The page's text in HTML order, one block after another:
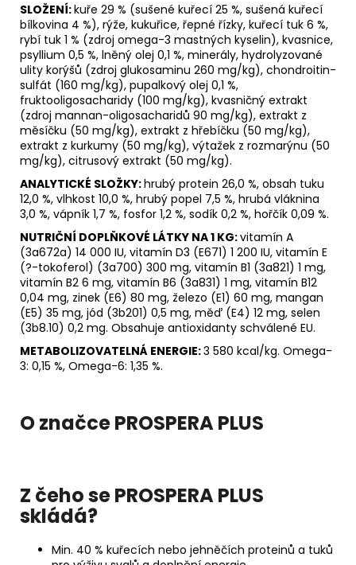
SLOŽENÍ:kuře 29 % (sušené kuřecí 25 %, sušená kuřecí
bílkovina 4 %), rýže, kukuřice, řepné řízky, kuřecí tuk 6 %,
rybí tuk 1 % (zdroj omega-3 mastných kyselin), kvasnice,
psyllium 0,5 %, lněný olej 0,1 %, minerály, hydrolyzované
ulity korýšů (zdroj glukosaminu 260 mg/kg), chondroitin-
sulfát (160 mg/kg), pupalkový olej 0,1 %,
fruktooligosacharidy (100 mg/kg), kvasničný extrakt
(zdroj mannan-oligosacharidů 90 mg/kg), extrakt z
měsíčku (50 mg/kg), extrakt z hřebíčku (50 mg/kg),
extrakt z kurkumy (50 mg/kg), výtažek z rozmarýnu (50
mg/kg), citrusový extrakt (50 mg/kg).
ANALYTICKÉ SLOŽKY:hrubý protein 26,0 %, obsah tuku
12,0 %, vlhkost 10,0 %, hrubý popel 7,5 %, hrubá vláknina
3,0 %, vápník 1,7 %, fosfor 1,2 %, sodík 0,2 %, hořčík 0,09 %.
NUTRIČNÍ DOPLŇKOVÉ LÁTKY NA 1 KG:vitamín A
(3a672a) 14 000 IU, vitamín D3 (E671) 1 200 IU, vitamín E
(?-tokoferol) (3a700) 300 mg, vitamín B1 (3a821) 1 mg,
vitamín B2 6 mg, vitamín B6 (3a831) 1 mg, vitamín B12
0,04 mg, zinek (E6) 80 mg, železo (E1) 60 mg, mangan
(E5) 35 mg, jód (3b201) 0,5 mg, měď (E4) 12 mg, selen
(3b8.10) 0,2 mg. Obsahuje antioxidanty schválené EU.
METABOLIZOVATELNÁ ENERGIE:3 580 kcal/kg. Omega-
3: 0,15 %, Omega-6: 1,35 %.
O značce PROSPERA PLUS
Z čeho se PROSPERA PLUS
skládá?
Min. 40 % kuřecích nebo jehněčích proteinů a tuků